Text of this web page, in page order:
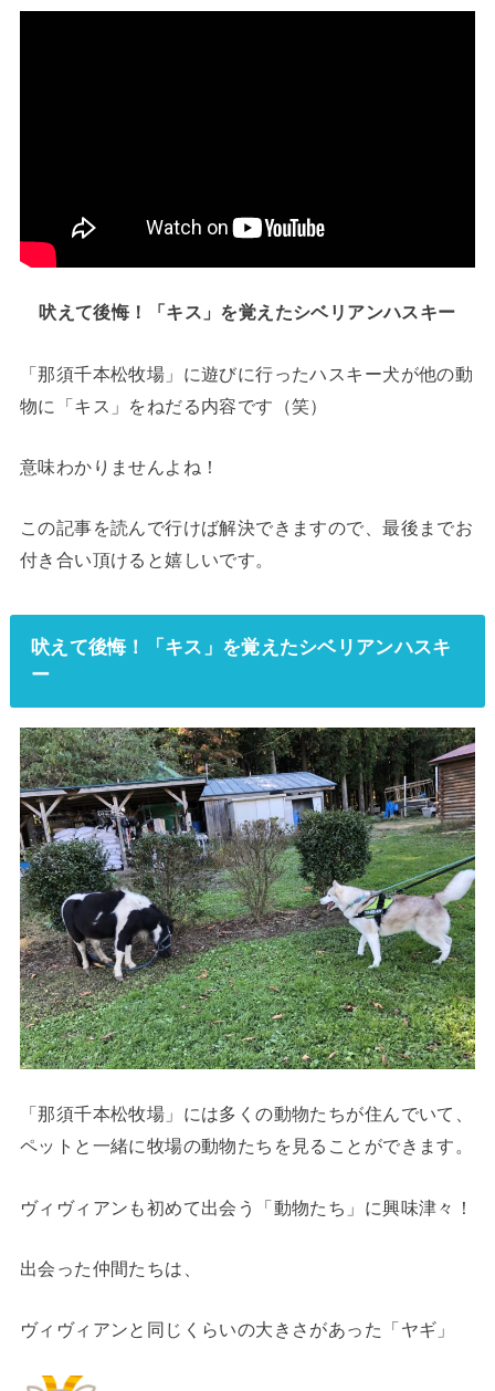
吠えて後悔！「キス」を覚えたシベリアンハスキー
「那須千本松牧場」に遊びに行ったハスキー犬が他の動
物に「キス」をねだる内容です（笑）
意味わかりませんよね！
この記事を読んで行けば解決できますので、最後までお
付き合い頂けると嬉しいです。
吠えて後悔！「キス」を覚えたシベリアンハスキ
ー
「那須千本松牧場」には多くの動物たちが住んでいて、
ペットと一緒に牧場の動物たちを見ることができます。
ヴィヴィアンも初めて出会う「動物たち」に興味津々！
出会った仲間たちは、
ヴィヴィアンと同じくらいの大きさがあった「ヤギ」